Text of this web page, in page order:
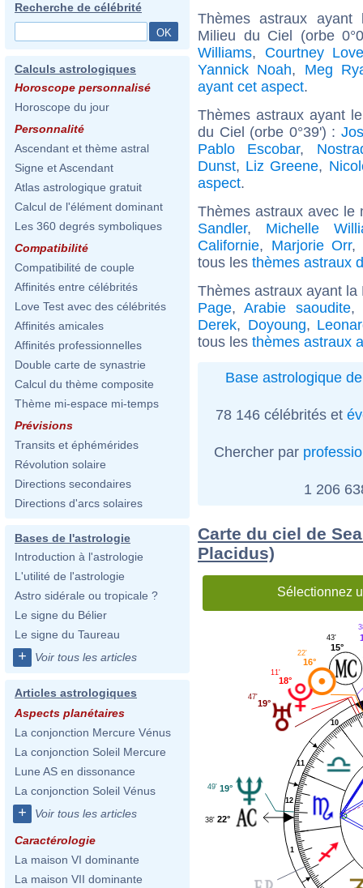
Recherche de célébrité
Calculs astrologiques
Horoscope personnalisé
Horoscope du jour
Personnalité
Ascendant et thème astral
Signe et Ascendant
Atlas astrologique gratuit
Calcul de l'élément dominant
Les 360 degrés symboliques
Compatibilité
Compatibilité de couple
Affinités entre célébrités
Love Test avec des célébrités
Affinités amicales
Affinités professionnelles
Double carte de synastrie
Calcul du thème composite
Thème mi-espace mi-temps
Prévisions
Transits et éphémérides
Révolution solaire
Directions secondaires
Directions d'arcs solaires
Bases de l'astrologie
Introduction à l'astrologie
L'utilité de l'astrologie
Astro sidérale ou tropicale ?
Le signe du Bélier
Le signe du Taureau
+ Voir tous les articles
Articles astrologiques
Aspects planétaires
La conjonction Mercure Vénus
La conjonction Soleil Mercure
Lune AS en dissonance
La conjonction Soleil Vénus
+ Voir tous les articles
Caractérologie
La maison VI dominante
La maison VII dominante
Thèmes astraux ayant
Milieu du Ciel (orbe
Williams, Courtney Love
Yannick Noah, Meg
ayant cet aspect.
Thèmes astraux ayant
du Ciel (orbe 0°39') :
Pablo Escobar,
Dunst, Liz Greene,
aspect.
Thèmes astraux avec
Sandler, Michelle
Californie, Marjorie Orr,
tous les thèmes astraux
Thèmes astraux ayant
Page,Arabie saoudite
Derek, Doyoung,
tous les thèmes astraux
Base astrologique
78 146 célébrités et
Chercher par
1 206
Carte du ciel de
Placidus)
Sélectionnez
1
10
11
12
15°
43'
16°
22'
18°
11'
19°
47'
19°
49'
22°
38'